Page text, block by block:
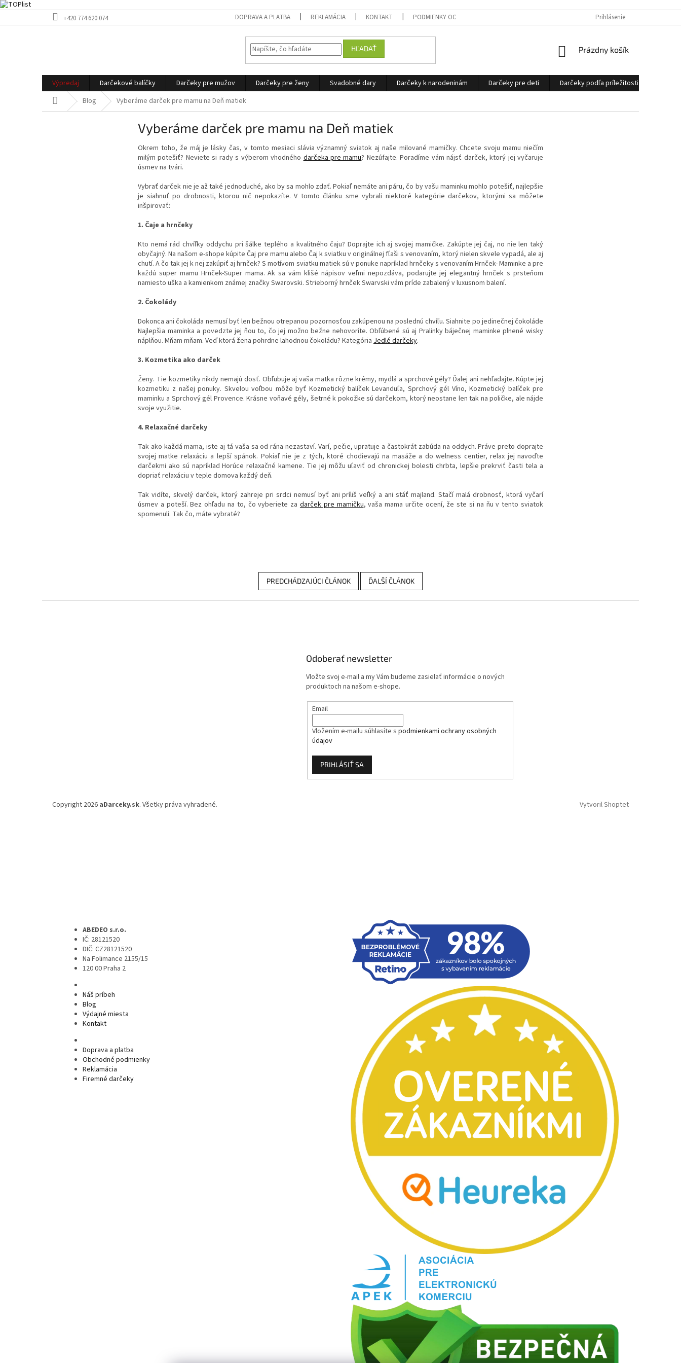
na
+420 774 620 074 DOPRAVA A PLATBA REKLAMÁCIA KONTAKT PODMIENKY OCHRANY OSOBNÝCH ÚDAJOV OBCHODNÉ PODMIENKY
Prihlásenie
HĽADAŤ
NÁKUPNÝ
Prázdny košík
Výpredaj Darčekové balíčky Darčeky pre mužov Darčeky pre ženy Svadobné dary Darčeky k narodeninám Darčeky pre deti Darčeky podľa príležitosti
DomovBlog Vyberáme darček pre mamu na Deň matiek
Vyberáme darček pre mamu na Deň matiek
Okrem toho, že máj je lásky čas, v tomto mesiaci slávia významný sviatok aj naše milované mamičky. Chcete svoju mamu niečím
milým potešiť? Neviete si rady s výberom vhodného darčeka pre mamu? Nezúfajte. Poradíme vám nájsť darček, ktorý jej vyčaruje
úsmev na tvári.
Vybrať darček nie je až také jednoduché, ako by sa mohlo zdať. Pokiaľ nemáte ani páru, čo by vašu maminku mohlo potešiť, najlepšie
je siahnuť po drobnosti, ktorou nič nepokazíte. V tomto článku sme vybrali niektoré kategórie darčekov, ktorými sa môžete
inšpirovať:
1. Čaje a hrnčeky
Kto nemá rád chvíľky oddychu pri šálke teplého a kvalitného čaju? Doprajte ich aj svojej mamičke. Zakúpte jej čaj, no nie len taký
obyčajný. Na našom e-shope kúpite Čaj pre mamu alebo Čaj k sviatku v originálnej fľaši s venovaním, ktorý nielen skvele vypadá, ale aj
chutí. A čo tak jej k nej zakúpiť aj hrnček? S motívom sviatku matiek sú v ponuke napríklad hrnčeky s venovaním Hrnček- Maminke a pre
každú super mamu Hrnček-Super mama. Ak sa vám klišé nápisov veľmi nepozdáva, podarujte jej elegantný hrnček s prsteňom
namiesto uška a kamienkom známej značky Swarovski. Strieborný hrnček Swarvski vám príde zabalený v luxusnom balení.
2. Čokolády
Dokonca ani čokoláda nemusí byť len bežnou otrepanou pozornosťou zakúpenou na poslednú chvíľu. Siahnite po jedinečnej čokoláde
Najlepšia maminka a povedzte jej ňou to, čo jej možno bežne nehovoríte. Obľúbené sú aj Pralinky báječnej maminke plnené wisky
náplňou. Mňam mňam. Veď ktorá žena pohrdne lahodnou čokoládu? Kategória Jedlé darčeky.
3. Kozmetika ako darček
Ženy. Tie kozmetiky nikdy nemajú dosť. Obľubuje aj vaša matka rôzne krémy, mydlá a sprchové gély? Ďalej ani nehľadajte. Kúpte jej
kozmetiku z našej ponuky. Skvelou voľbou môže byť Kozmetický balíček Levanduľa, Sprchový gél Víno, Kozmetický balíček pre
maminku a Sprchový gél Provence. Krásne voňavé gély, šetrné k pokožke sú darčekom, ktorý neostane len tak na poličke, ale nájde
svoje využitie.
4. Relaxačné darčeky
Tak ako každá mama, iste aj tá vaša sa od rána nezastaví. Varí, pečie, upratuje a častokrát zabúda na oddych. Práve preto doprajte
svojej matke relaxáciu a lepší spánok. Pokiaľ nie je z tých, ktoré chodievajú na masáže a do welness centier, relax jej navoďte
darčekmi ako sú napríklad Horúce relaxačné kamene. Tie jej môžu uľaviť od chronickej bolesti chrbta, lepšie prekrviť časti tela a
dopriať relaxáciu v teple domova každý deň.
Tak vidíte, skvelý darček, ktorý zahreje pri srdci nemusí byť ani príliš veľký a ani stáť majland. Stačí malá drobnosť, ktorá vyčarí
úsmev a poteší. Bez ohľadu na to, čo vyberiete za darček pre mamičku, vaša mama určite ocení, že ste si na ňu v tento sviatok
spomenuli. Tak čo, máte vybraté?
PREDCHÁDZAJÚCI ČLÁNOK ĎALŠÍ ČLÁNOK
Odoberať newsletter
Vložte svoj e-mail a my Vám budeme zasielať informácie o nových
produktoch na našom e-shope.
Email
Vložením e-mailu súhlasíte s podmienkami ochrany osobných
údajov
PRIHLÁSIŤ SA
Vytvoril Shoptet
Copyright 2026 aDarceky.sk. Všetky práva vyhradené.
ABEDEO s.r.o.
IČ: 28121520
DIČ: CZ28121520
Na Folimance 2155/15
120 00 Praha 2
Náš príbeh
Blog
Výdajné miesta
Kontakt
Doprava a platba
Obchodné podmienky
Reklamácia
Firemné darčeky